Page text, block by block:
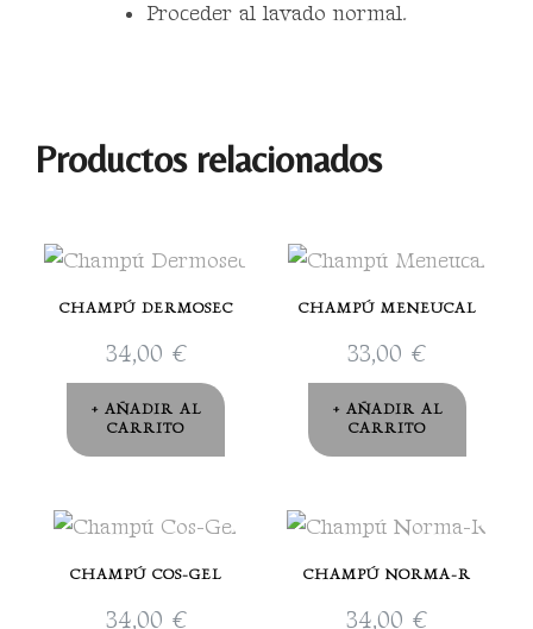
Proceder al lavado normal.
Productos relacionados
CHAMPÚ DERMOSEC
34,00 €
AÑADIR AL
CARRITO
CHAMPÚ MENEUCAL
33,00 €
AÑADIR AL
CARRITO
CHAMPÚ COS-GEL
34,00 €
CHAMPÚ NORMA-R
34,00 €